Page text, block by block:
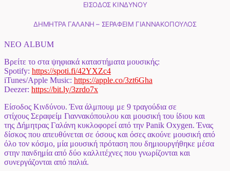
ΕΙΣΟΔΟΣ ΚΙΝΔΥΝΟΥ
ΔΗΜΗΤΡΑ ΓΑΛΑΝΗ – ΣΕΡΑΦΕΙΜ ΓΙΑΝΝΑΚΟΠΟΥΛΟΣ
ΝΕΟ ALBUM
Βρείτε το στα ψηφιακά καταστήματα μουσικής:
Spotify: https://spoti.fi/42YXZc4
iTunes/Apple Music: https://apple.co/3zt6Gha
Deezer: https://bit.ly/3zrdo7x
Είσοδος Κινδύνου. Ένα άλμπουμ με 9 τραγούδια σε
στίχους Σεραφείμ Γιαννακόπουλου και μουσική του ίδιου και
της Δήμητρας Γαλάνη κυκλοφορεί από την Panik Oxygen. Ένας
δίσκος που απευθύνεται σε όσους και όσες ακούνε μουσική από
όλο τον κόσμο, μία μουσική πρόταση που δημιουργήθηκε μέσα
στην πανδημία από δύο καλλιτέχνες που γνωρίζονται και
συνεργάζονται από παλιά.